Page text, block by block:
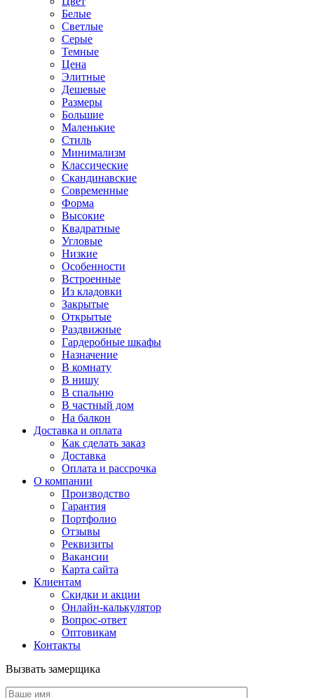
Белые
Светлые
Серые
Темные
Цена
Элитные
Дешевые
Размеры
Большие
Маленькие
Стиль
Минимализм
Классические
Скандинавские
Современные
Форма
Высокие
Квадратные
Угловые
Низкие
Особенности
Встроенные
Из кладовки
Закрытые
Открытые
Раздвижные
Гардеробные шкафы
Назначение
В комнату
В нишу
В спальню
В частный дом
На балкон
Доставка и оплата
Как сделать заказ
Доставка
Оплата и рассрочка
О компании
Производство
Гарантия
Портфолио
Отзывы
Реквизиты
Вакансии
Карта сайта
Клиентам
Скидки и акции
Онлайн-калькулятор
Вопрос-ответ
Оптовикам
Контакты
Вызвать замерщика